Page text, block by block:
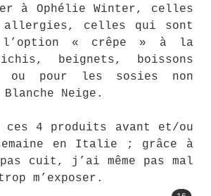
à Ophélie Winter, celles
allergies, celles qui sont
l’option « crêpe » à la
beignets, boissons
pour les sosies non
Neige.
4 produits avant et/ou
en Italie ; grâce à
cuit, j’ai même pas mal
m’exposer.